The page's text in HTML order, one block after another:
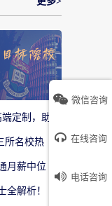
定制，助
所名校热
月薪中位
全解析！
微信咨询
在线咨询
电话咨询